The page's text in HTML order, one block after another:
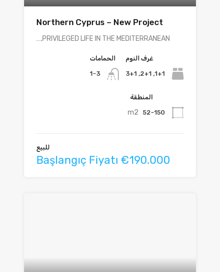
Northern Cyprus – New Project
PRIVILEGED LIFE IN THE MEDITERRANEAN,…
غرف النوم
1+1, 2+1, 3+1
الحمامات
1-3
المنطقة
52-150
m2
للبيع
Başlangıç Fiyatı €190.000